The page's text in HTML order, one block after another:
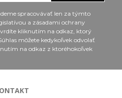
spracovávať len za týmto
a zásadami ochrany
kliknutím na odkaz, ktorý
môžete kedykoľvek odvolať
na odkaz z ktoréhokoľvek